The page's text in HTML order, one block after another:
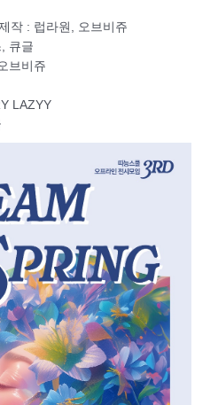
작 : 럽라원, 오브비쥬
큐글
브비쥬
LAZYY